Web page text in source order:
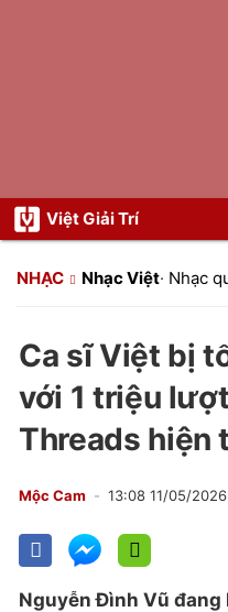
Việt Giải Trí
NHẠC Nhạc Việt· Nhạc
Ca sĩ Việt bị
với 1 triệu
Threads hiện
Mộc Cam 13:08 11/05/2026
Nguyễn Đình Vũ